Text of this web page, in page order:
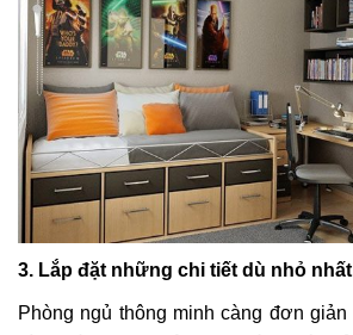
3. Lắp đặt những chi tiết dù nhỏ nhất
Phòng ngủ thông minh càng đơn